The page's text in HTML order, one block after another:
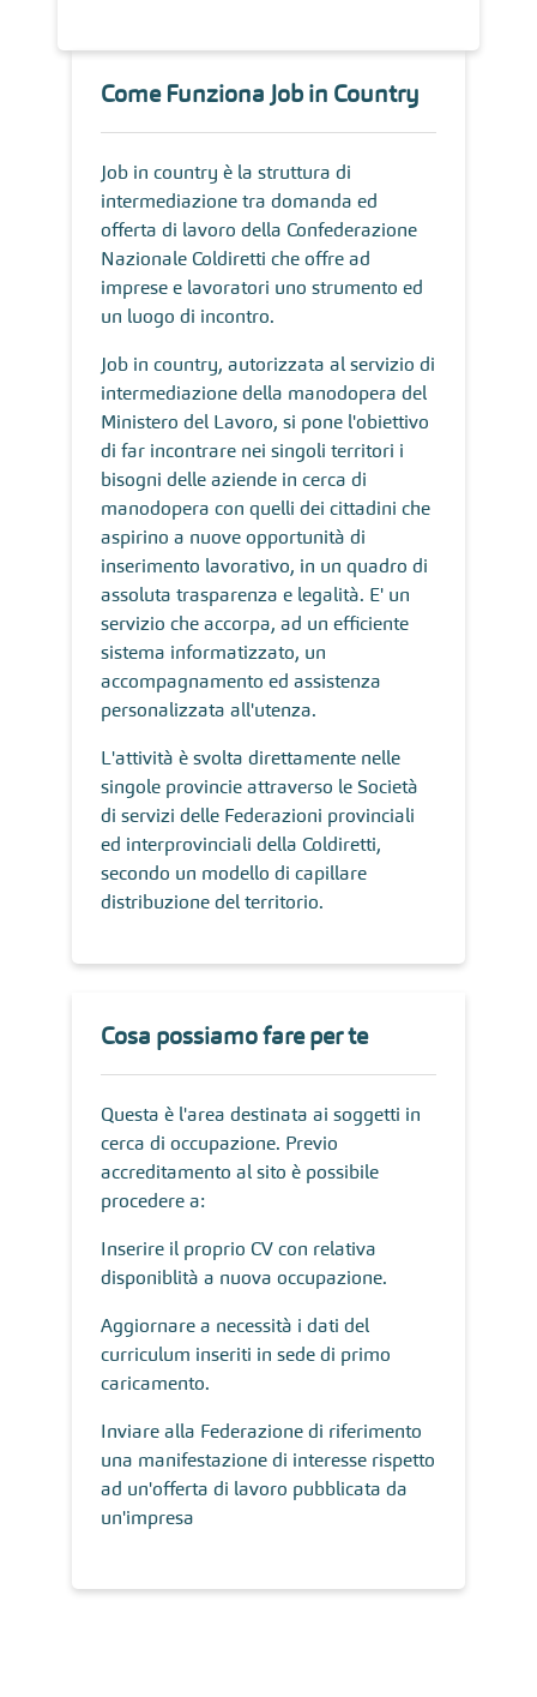
Come Funziona Job in Country
Job in country è la struttura di
intermediazione tra domanda ed
offerta di lavoro della Confederazione
Nazionale Coldiretti che offre ad
imprese e lavoratori uno strumento ed
un luogo di incontro.
Job in country, autorizzata al servizio di
intermediazione della manodopera del
Ministero del Lavoro, si pone l'obiettivo
di far incontrare nei singoli territori i
bisogni delle aziende in cerca di
manodopera con quelli dei cittadini che
aspirino a nuove opportunità di
inserimento lavorativo, in un quadro di
assoluta trasparenza e legalità. E' un
servizio che accorpa, ad un efficiente
sistema informatizzato, un
accompagnamento ed assistenza
personalizzata all'utenza.
L'attività è svolta direttamente nelle
singole provincie attraverso le Società
di servizi delle Federazioni provinciali
ed interprovinciali della Coldiretti,
secondo un modello di capillare
distribuzione del territorio.
Cosa possiamo fare per te
Questa è l'area destinata ai soggetti in
cerca di occupazione. Previo
accreditamento al sito è possibile
procedere a:
Inserire il proprio CV con relativa
disponiblità a nuova occupazione.
Aggiornare a necessità i dati del
curriculum inseriti in sede di primo
caricamento.
Inviare alla Federazione di riferimento
una manifestazione di interesse rispetto
ad un'offerta di lavoro pubblicata da
un'impresa